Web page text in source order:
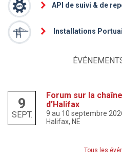
API de suivi & de
Installations
9
SEPT.
Forum sur la
d’Halifax
9 au 10 septembre
Halifax, NE
Tous les